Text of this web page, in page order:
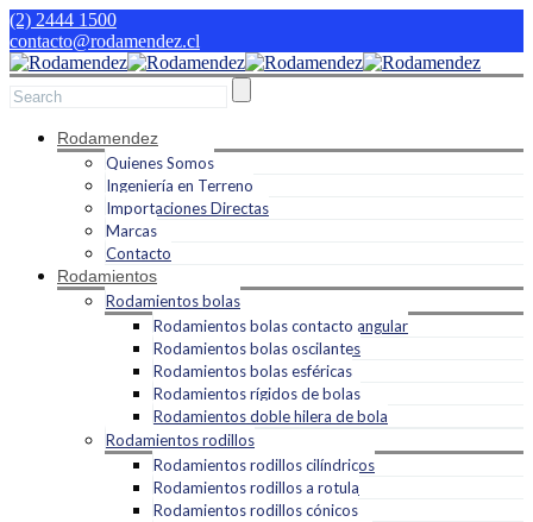
(2) 2444 1500
contacto@rodamendez.cl
Rodamendez
Quienes Somos
Ingeniería en Terreno
Importaciones Directas
Marcas
Contacto
Rodamientos
Rodamientos bolas
Rodamientos bolas contacto angular
Rodamientos bolas oscilantes
Rodamientos bolas esféricas
Rodamientos rígidos de bolas
Rodamientos doble hilera de bola
Rodamientos rodillos
Rodamientos rodillos cilíndricos
Rodamientos rodillos a rotula
Rodamientos rodillos cónicos